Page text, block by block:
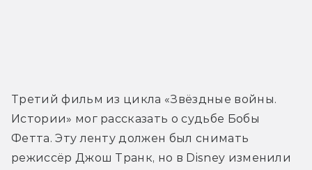
Третий фильм из цикла «Звёздные войны.
Истории» мог рассказать о судьбе Бобы
Фетта. Эту ленту должен был снимать
режиссёр Джош Транк, но в Disney изменили